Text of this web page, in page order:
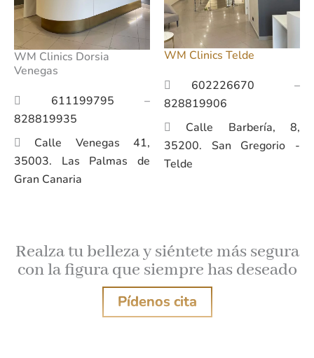
WM Clinics Dorsia
Venegas
611199795 –
828819935
Calle Venegas 41,
35003. Las Palmas de
Gran Canaria
WM Clinics Telde
602226670
–
828819906
Calle Barbería, 8,
35200. San Gregorio -
Telde
Realza tu belleza y siéntete más segura
con la figura que siempre has deseado
Pídenos cita